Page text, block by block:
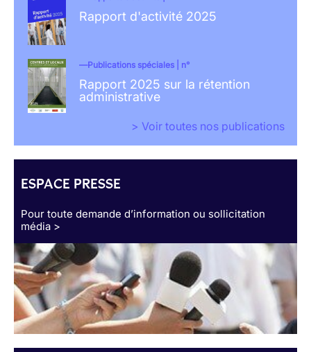
Rapport d'activité 2025
Publications spéciales | n°
Rapport 2025 sur la rétention
administrative
> Voir toutes nos publications
ESPACE PRESSE
Pour toute demande d’information ou sollicitation
média >